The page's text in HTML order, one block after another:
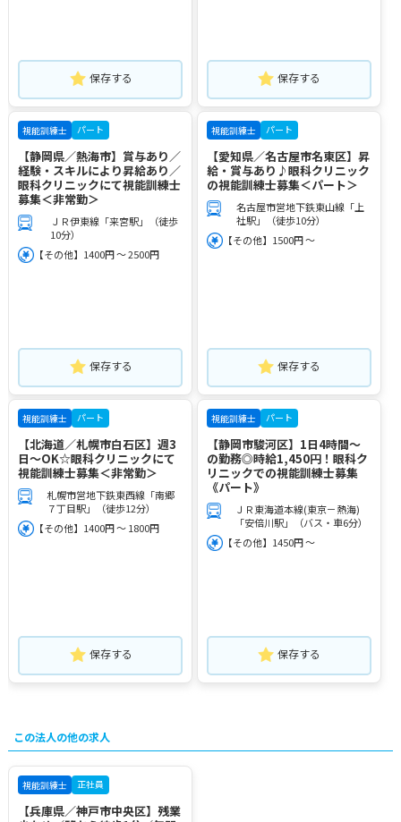
保存する 保存する
視能訓練士 パート
【静岡県／熱海市】賞与あり／
経験・スキルにより昇給あり／
眼科クリニックにて視能訓練士
募集＜非常勤＞
ＪＲ伊東線「来宮駅」（徒歩
10分）
【その他】1400円 ～ 2500円
保存する
視能訓練士 パート
【愛知県／名古屋市名東区】昇
給・賞与あり♪眼科クリニック
の視能訓練士募集＜パート＞
名古屋市営地下鉄東山線「上
社駅」（徒歩10分）
【その他】1500円 ～
保存する
視能訓練士 パート
【北海道／札幌市白石区】週3
日～OK☆眼科クリニックにて
視能訓練士募集＜非常勤＞
札幌市営地下鉄東西線「南郷
７丁目駅」（徒歩12分）
【その他】1400円 ～ 1800円
保存する
視能訓練士 パート
【静岡市駿河区】1日4時間～
の勤務◎時給1,450円！眼科ク
リニックでの視能訓練士募集
《パート》
ＪＲ東海道本線(東京－熱海)
「安倍川駅」（バス・車6分）
【その他】1450円 ～
保存する
この法人の他の求人
視能訓練士 正社員
【兵庫県／神戸市中央区】残業